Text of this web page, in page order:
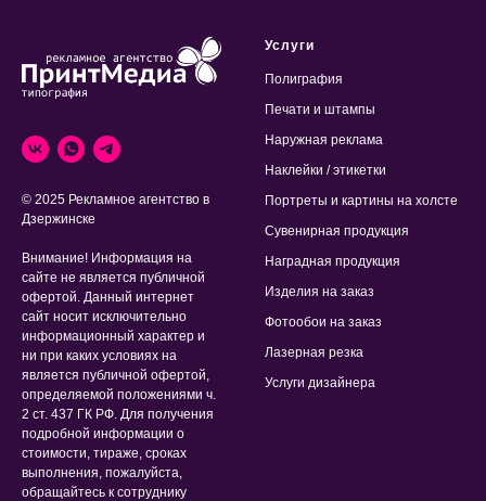
© 2025 Рекламное агентство в
Дзержинске
Внимание! Информация на
сайте не является публичной
офертой. Данный интернет
сайт носит исключительно
информационный характер и
ни при каких условиях на
является публичной офертой,
определяемой положениями ч.
2 ст. 437 ГК РФ. Для получения
подробной информации о
стоимости, тираже, сроках
выполнения, пожалуйста,
обращайтесь к сотруднику
Услуги
Полиграфия
Печати и штампы
Наружная реклама
Наклейки / этикетки
Портреты и картины на холсте
Сувенирная продукция
Наградная продукция
Изделия на заказ
Фотообои на заказ
Лазерная резка
Услуги дизайнера